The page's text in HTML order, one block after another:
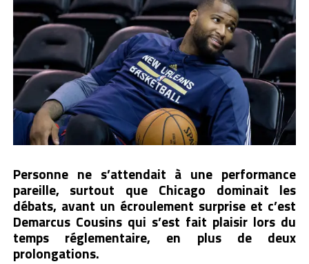
Personne ne s’attendait à une performance
pareille, surtout que Chicago dominait les
débats, avant un écroulement surprise et c’est
Demarcus Cousins qui s’est fait plaisir lors du
temps réglementaire, en plus de deux
prolongations.